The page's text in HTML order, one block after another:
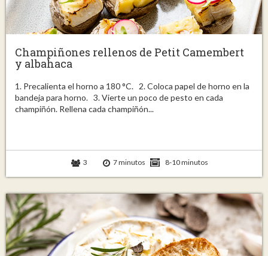
Champiñones rellenos de Petit Camembert
y albahaca
1. Precalienta el horno a 180 °C. 2. Coloca papel de horno en la
bandeja para horno. 3. Vierte un poco de pesto en cada
champiñón. Rellena cada champiñón...
3 7 minutos 8-10 minutos